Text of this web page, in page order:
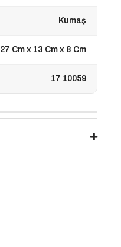
Kumaş
27 Cm x 13 Cm x 8 Cm
17 10059